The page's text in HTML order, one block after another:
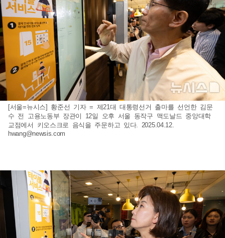
[서울=뉴시스] 황준선 기자 = 제21대 대통령선거 출마를 선언한 김문
수 전 고용노동부 장관이 12일 오후 서울 동작구 맥도날드 중앙대학
교점에서 키오스크로 음식을 주문하고 있다. 2025.04.12.
hwang@newsis.com